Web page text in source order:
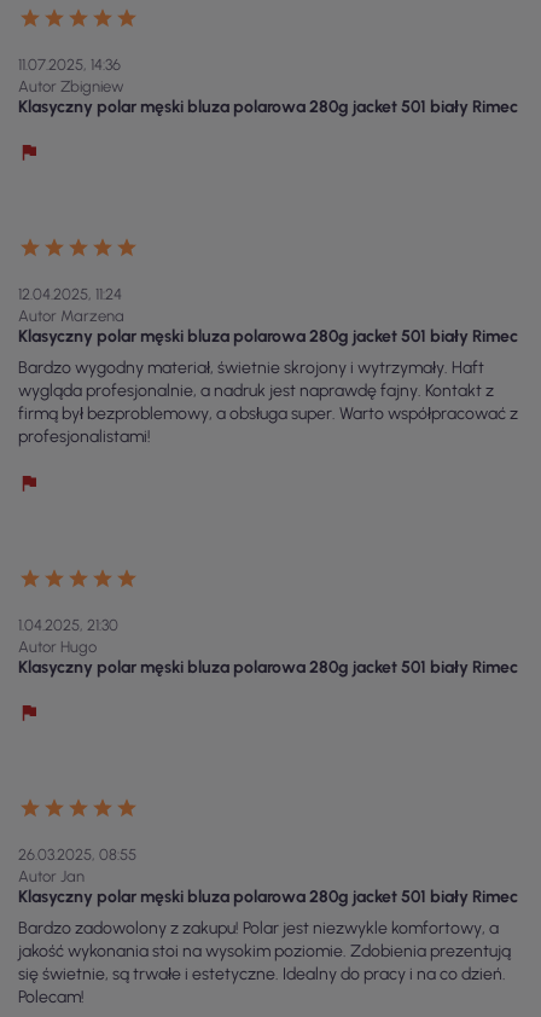
11.07.2025, 14:36
Autor Zbigniew
Klasyczny polar męski bluza polarowa 280g jacket 501 biały Rimec
12.04.2025, 11:24
Autor Marzena
Klasyczny polar męski bluza polarowa 280g jacket 501 biały Rimec
Bardzo wygodny materiał, świetnie skrojony i wytrzymały. Haft
wygląda profesjonalnie, a nadruk jest naprawdę fajny. Kontakt z
firmą był bezproblemowy, a obsługa super. Warto współpracować z
profesjonalistami!
1.04.2025, 21:30
Autor Hugo
Klasyczny polar męski bluza polarowa 280g jacket 501 biały Rimec
26.03.2025, 08:55
Autor Jan
Klasyczny polar męski bluza polarowa 280g jacket 501 biały Rimec
Bardzo zadowolony z zakupu! Polar jest niezwykle komfortowy, a
jakość wykonania stoi na wysokim poziomie. Zdobienia prezentują
się świetnie, są trwałe i estetyczne. Idealny do pracy i na co dzień.
Polecam!